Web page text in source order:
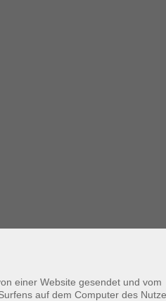
einer Website gesendet und vom
auf dem Computer des